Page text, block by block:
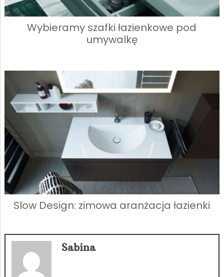
Wybieramy szafki łazienkowe pod
umywalkę
Slow Design: zimowa aranżacja łazienki
Sabina